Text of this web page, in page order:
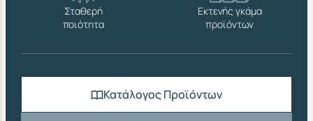
Σταθερή
ποιότητα
Εκτενής γκάμα
προϊόντων
Κατάλογος Προϊόντων